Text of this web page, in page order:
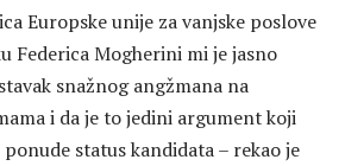
Europske unije za vanjske poslove
Federica Mogherini mi je jasno
snažnog angžmana na
i da je to jedini argument koji
status kandidata – rekao je